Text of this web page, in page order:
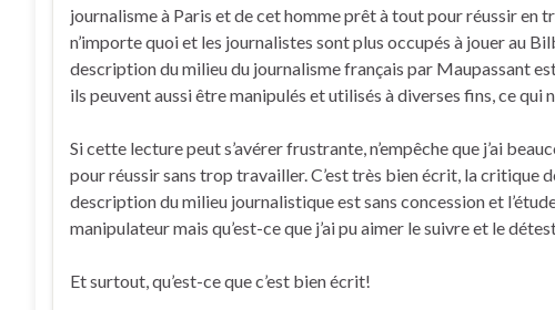
journalisme à Paris et de cet homme prêt à tout pour réussir en
n’importe quoi et les journalistes sont plus occupés à jouer au
description du milieu du journalisme français par Maupassant
ils peuvent aussi être manipulés et utilisés à diverses fins, ce qui
Si cette lecture peut s’avérer frustrante, n’empêche que j’ai
pour réussir sans trop travailler. C’est très bien écrit, la critique
description du milieu journalistique est sans concession et
manipulateur mais qu’est-ce que j’ai pu aimer le suivre et le
Et surtout, qu’est-ce que c’est bien écrit!